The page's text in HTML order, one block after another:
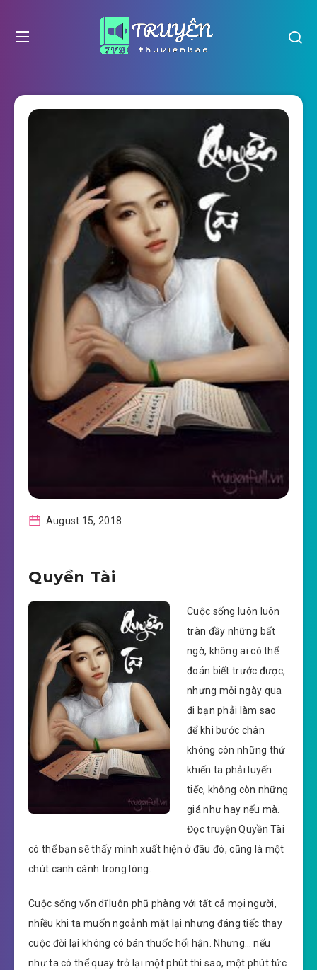
August 15, 2018
Quyền Tài
Cuộc sống luôn luôn
tràn đầy những bất
ngờ, không ai có thể
đoán biết trước được,
nhưng mỗi ngày qua
đi bạn phải làm sao
để khi bước chân
không còn những thứ
khiến ta phải luyến
tiếc, không còn những
giá như hay nếu mà.
Đọc truyện Quyền Tài
có thể bạn sẽ thấy mình xuất hiện ở đâu đó, cũng là một
chút canh cánh trong lòng.
Cuộc sống vốn dĩ luôn phũ phàng với tất cả mọi người,
nhiều khi ta muốn ngoảnh mặt lại nhưng đáng tiếc thay
cuộc đời lại không có bán thuốc hối hận. Nhưng… nếu
như ta có thể quay trở lại một phút thì sao, một phút tức